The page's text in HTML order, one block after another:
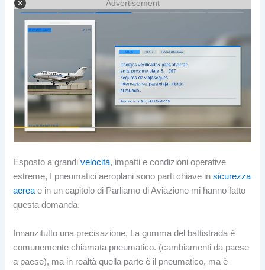
Advertisement
Esposto a grandivelocità, impatti e condizioni operative
estreme, I pneumatici aeroplani sono parti chiave insicurezza
aerea e in un capitolo di Parliamo di Aviazione mi hanno fatto
questa domanda.
Innanzitutto una precisazione, La gomma del battistrada è
comunemente chiamata pneumatico. (cambiamenti da paese
a paese), ma in realtà quella parte è il pneumatico, ma è